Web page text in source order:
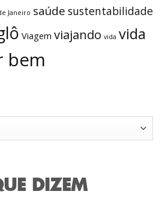
Janeiro saúde sustentabilidade
Viagem viajando vida vida
bem
DIZEM